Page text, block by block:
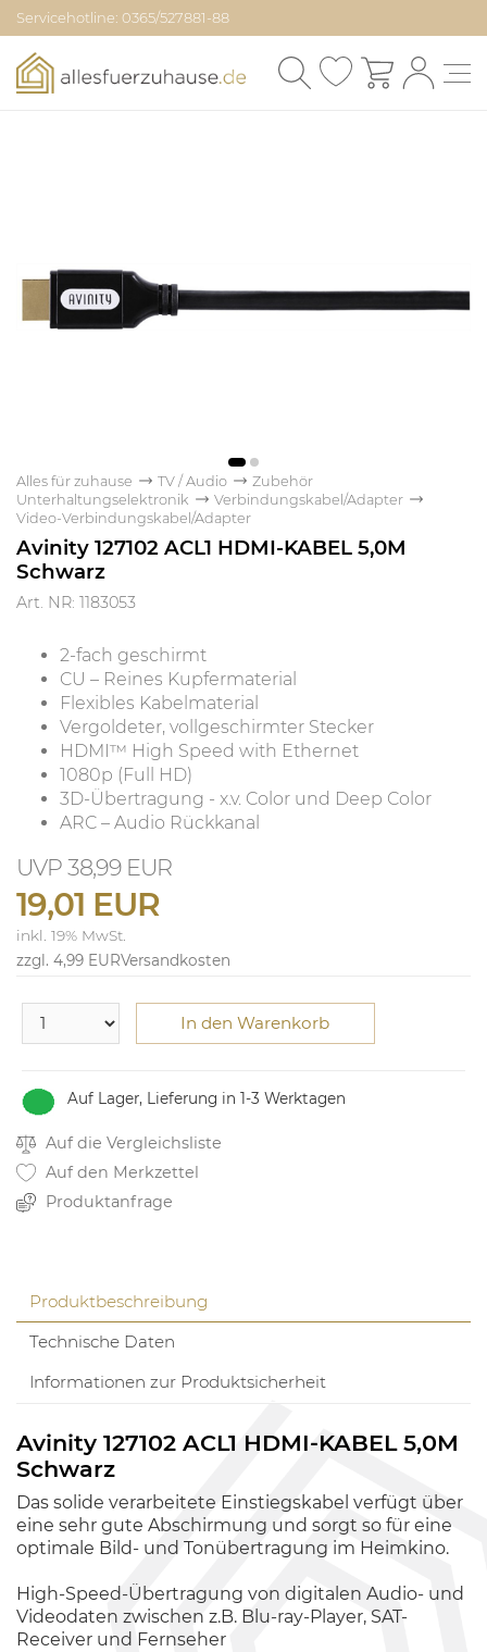
Servicehotline: 0365/527881-88
Alles für zuhause TV / Audio
Zubehör
Unterhaltungselektronik
Verbindungskabel/Adapter
Video-Verbindungskabel/Adapter
Avinity 127102 ACL1 HDMI-KABEL 5,0M
Schwarz
Art. NR: 1183053
2-fach geschirmt
CU – Reines Kupfermaterial
Flexibles Kabelmaterial
Vergoldeter, vollgeschirmter Stecker
HDMI™ High Speed with Ethernet
1080p (Full HD)
3D-Übertragung - x.v. Color und Deep Color
ARC – Audio Rückkanal
38,99 EUR
19,01 EUR
inkl. 19% MwSt.
zzgl. 4,99 EURVersandkosten
Auf Lager, Lieferung in 1-3 Werktagen
In den Warenkorb
Auf die Vergleichsliste
Auf den Merkzettel
Produktanfrage
Produktbeschreibung
Technische Daten
Informationen zur Produktsicherheit
Avinity 127102 ACL1 HDMI-KABEL 5,0M
Schwarz
Das solide verarbeitete Einstiegskabel verfügt über
eine sehr gute Abschirmung und sorgt so für eine
optimale Bild- und Tonübertragung im Heimkino.
High-Speed-Übertragung von digitalen Audio- und
Videodaten zwischen z.B. Blu-ray-Player, SAT-
Receiver und Fernseher